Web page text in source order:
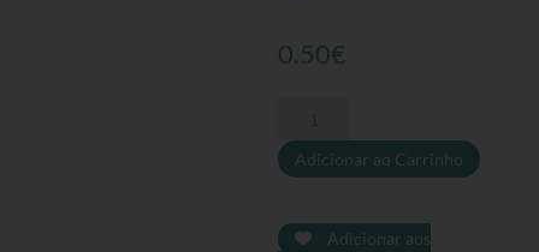
0.50€
Escova
Interdental
Adicionar ao Carrinho
Adicionar aos